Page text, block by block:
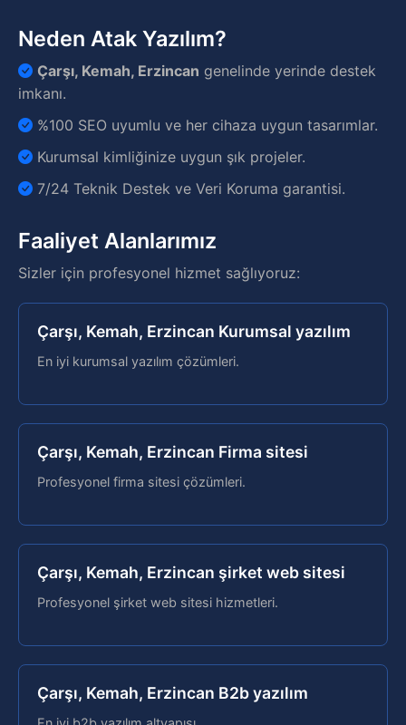
Neden Atak Yazılım?
Çarşı, Kemah, Erzincan genelinde yerinde destek
imkanı.
%100 SEO uyumlu ve her cihaza uygun tasarımlar.
Kurumsal kimliğinize uygun şık projeler.
7/24 Teknik Destek ve Veri Koruma garantisi.
Faaliyet Alanlarımız
Sizler için profesyonel hizmet sağlıyoruz:
Çarşı, Kemah, Erzincan Kurumsal yazılım
En iyi kurumsal yazılım çözümleri.
Çarşı, Kemah, Erzincan Firma sitesi
Profesyonel firma sitesi çözümleri.
Çarşı, Kemah, Erzincan şirket web sitesi
Profesyonel şirket web sitesi hizmetleri.
Çarşı, Kemah, Erzincan B2b yazılım